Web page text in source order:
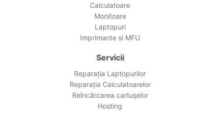
Calculatoare
Monitoare
Laptopuri
Imprimante si MFU
Servicii
Reparația Laptopurilor
Reparația Calculatoarelor
Reîncărcarea cartușelor
Hosting